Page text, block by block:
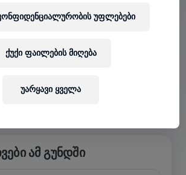
ქმნი, აპლიკაციაში
ერთად აღნიშნეთ.
ᲐᲛ ᲒᲣᲜᲓᲨᲘ
უფლებები
უარყავი ყველა
ქუქი ფაილების მიღება